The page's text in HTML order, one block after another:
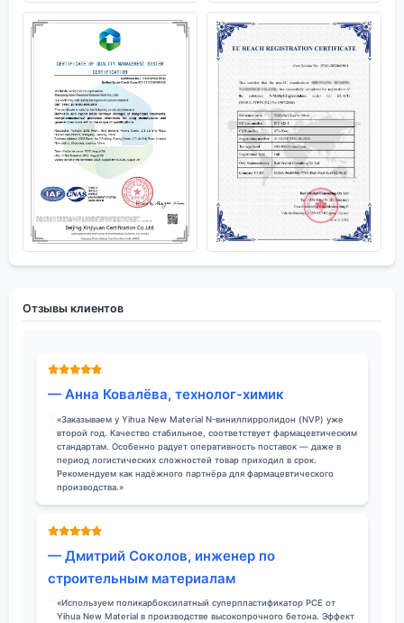
Отзывы клиентов
— Анна Ковалёва, технолог-химик
«Заказываем у Yihua New Material N-винилпирролидон (NVP) уже
второй год. Качество стабильное, соответствует фармацевтическим
стандартам. Особенно радует оперативность поставок — даже в
период логистических сложностей товар приходил в срок.
Рекомендуем как надёжного партнёра для фармацевтического
производства.»
— Дмитрий Соколов, инженер по
строительным материалам
«Используем поликарбоксилатный суперпластификатор PCE от
Yihua New Material в производстве высокопрочного бетона. Эффект